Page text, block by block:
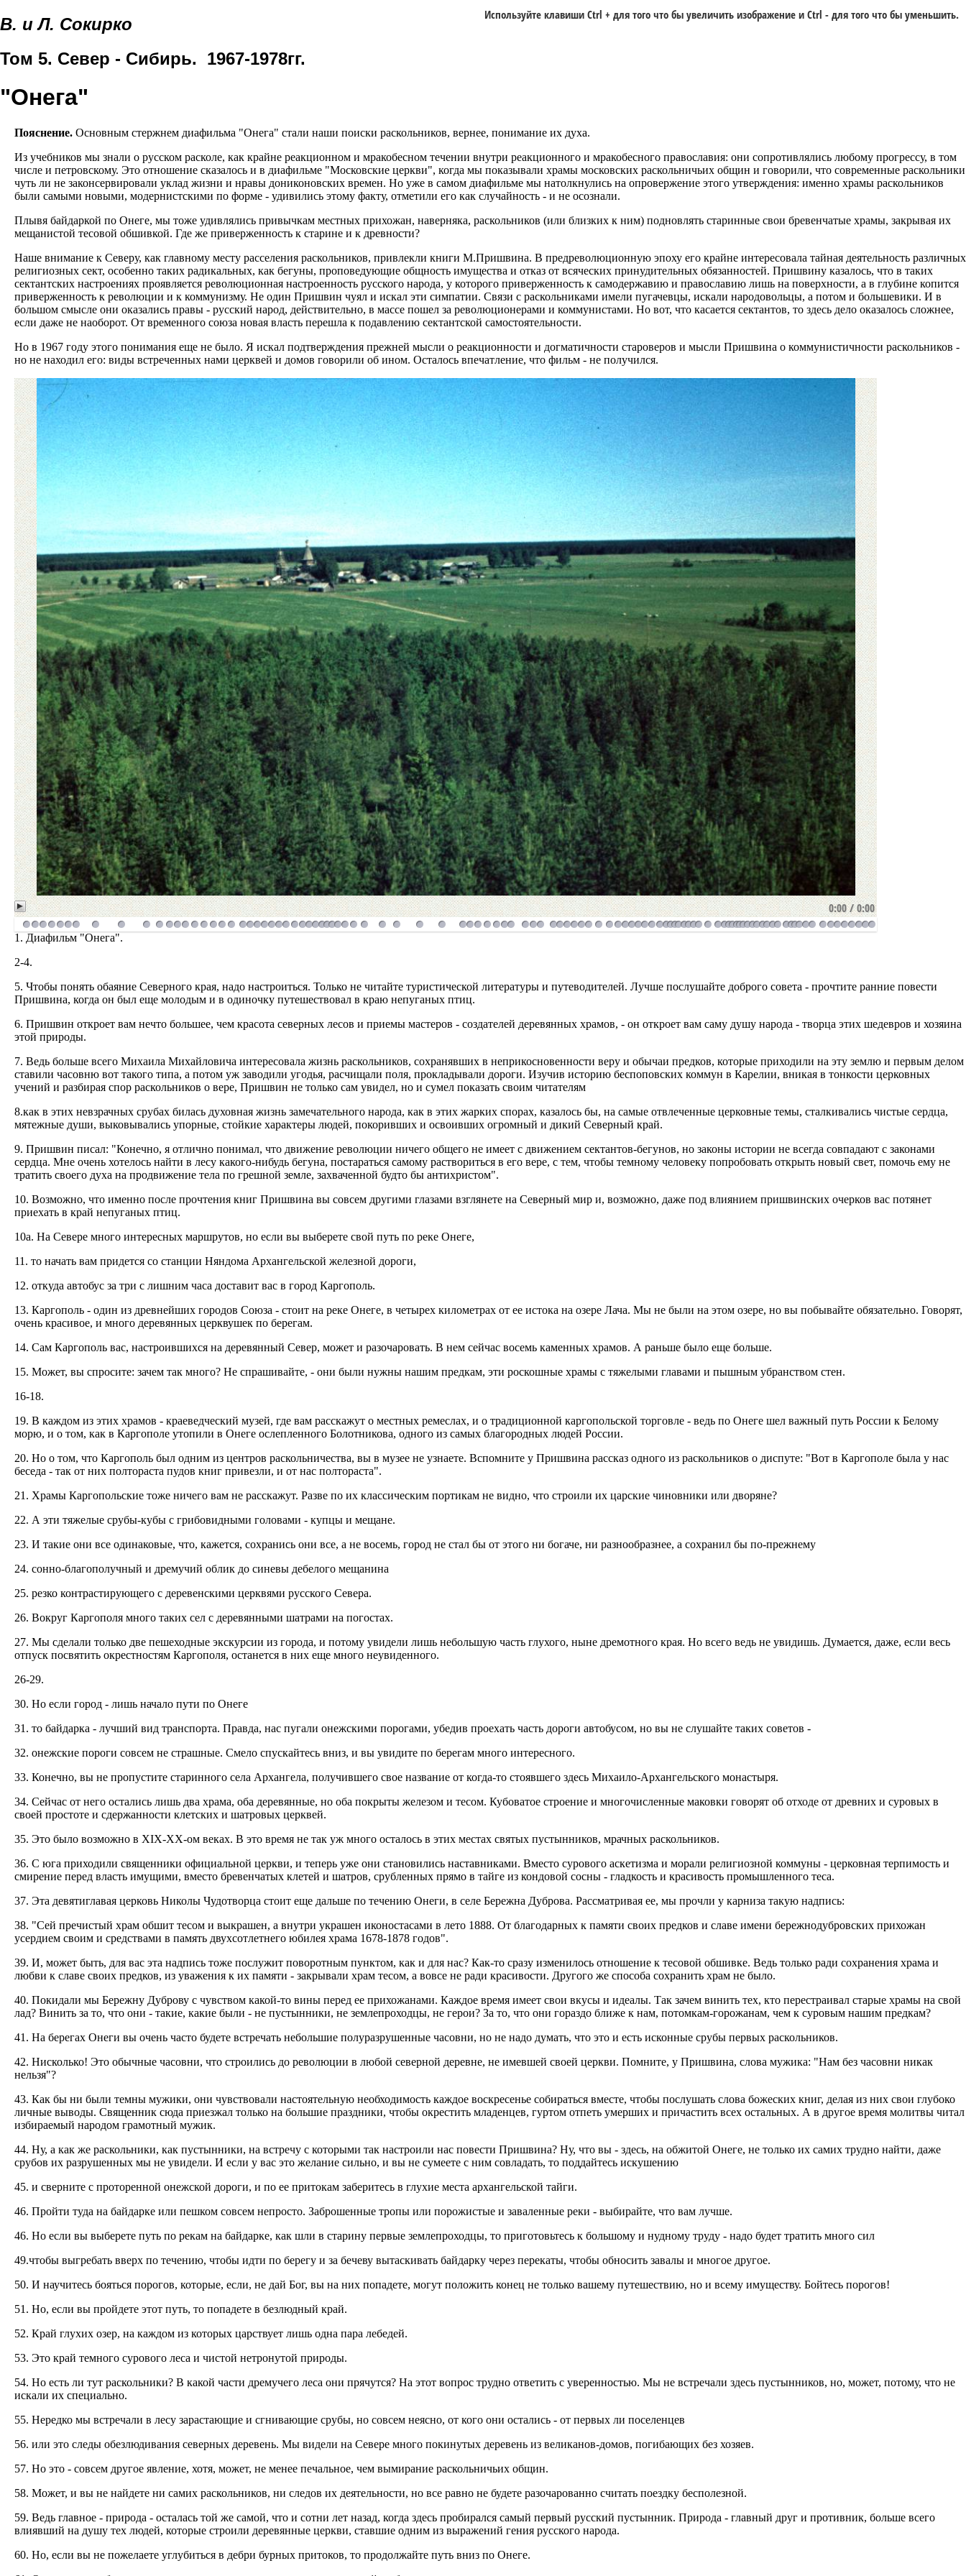
В. и Л. Сокирко
Том 5. Север - Сибирь. 1967-1978гг.
"Онега"
Пояснение. Основным стержнем диафильма "Онега" стали наши поиски раскольников, вернее, понимание их духа.
Из учебников мы знали о русском расколе, как крайне реакционном и мракобесном течении внутри реакционного и мракобесного православия: они сопротивлялись любому прогрессу, в том
числе и петровскому. Это отношение сказалось и в диафильме "Московские церкви", когда мы показывали храмы московских раскольничьих общин и говорили, что современные раскольники
чуть ли не законсервировали уклад жизни и нравы дониконовских времен. Но уже в самом диафильме мы натолкнулись на опровержение этого утверждения: именно храмы раскольников
были самыми новыми, модернистскими по форме - удивились этому факту, отметили его как случайность - и не осознали.
Плывя байдаркой по Онеге, мы тоже удивлялись привычкам местных прихожан, наверняка, раскольников (или близких к ним) подновлять старинные свои бревенчатые храмы, закрывая их
мещанистой тесовой обшивкой. Где же приверженность к старине и к древности?
Наше внимание к Северу, как главному месту расселения раскольников, привлекли книги М.Пришвина. В предреволюционную эпоху его крайне интересовала тайная деятельность различных
религиозных сект, особенно таких радикальных, как бегуны, проповедующие общность имущества и отказ от всяческих принудительных обязанностей. Пришвину казалось, что в таких
сектантских настроениях проявляется революционная настроенность русского народа, у которого приверженность к самодержавию и православию лишь на поверхности, а в глубине копится
приверженность к революции и к коммунизму. Не один Пришвин чуял и искал эти симпатии. Связи с раскольниками имели пугачевцы, искали народовольцы, а потом и большевики. И в
большом смысле они оказались правы - русский народ, действительно, в массе пошел за революционерами и коммунистами. Но вот, что касается сектантов, то здесь дело оказалось сложнее,
если даже не наоборот. От временного союза новая власть перешла к подавлению сектантской самостоятельности.
Но в 1967 году этого понимания еще не было. Я искал подтверждения прежней мысли о реакционности и догматичности староверов и мысли Пришвина о коммунистичности раскольников -
но не находил его: виды встреченных нами церквей и домов говорили об ином. Осталось впечатление, что фильм - не получился.
0:00/0:00
Используйте клавиши Ctrl + для того что бы увеличить изображение и Ctrl - для того что бы уменьшить.
1. Диафильм "Онега".
2-4.
5. Чтобы понять обаяние Северного края, надо настроиться. Только не читайте туристической литературы и путеводителей. Лучше послушайте доброго совета - прочтите ранние повести
Пришвина, когда он был еще молодым и в одиночку путешествовал в краю непуганых птиц.
6. Пришвин откроет вам нечто большее, чем красота северных лесов и приемы мастеров - создателей деревянных храмов, - он откроет вам саму душу народа - творца этих шедевров и хозяина
этой природы.
7. Ведь больше всего Михаила Михайловича интересовала жизнь раскольников, сохранявших в неприкосновенности веру и обычаи предков, которые приходили на эту землю и первым делом
ставили часовню вот такого типа, а потом уж заводили угодья, расчищали поля, прокладывали дороги. Изучив историю беспоповских коммун в Карелии, вникая в тонкости церковных
учений и разбирая спор раскольников о вере, Пришвин не только сам увидел, но и сумел показать своим читателям
8.как в этих невзрачных срубах билась духовная жизнь замечательного народа, как в этих жарких спорах, казалось бы, на самые отвлеченные церковные темы, сталкивались чистые сердца,
мятежные души, выковывались упорные, стойкие характеры людей, покоривших и освоивших огромный и дикий Северный край.
9. Пришвин писал: "Конечно, я отлично понимал, что движение революции ничего общего не имеет с движением сектантов-бегунов, но законы истории не всегда совпадают с законами
сердца. Мне очень хотелось найти в лесу какого-нибудь бегуна, постараться самому раствориться в его вере, с тем, чтобы темному человеку попробовать открыть новый свет, помочь ему не
тратить своего духа на продвижение тела по грешной земле, захваченной будто бы антихристом".
10. Возможно, что именно после прочтения книг Пришвина вы совсем другими глазами взглянете на Северный мир и, возможно, даже под влиянием пришвинских очерков вас потянет
приехать в край непуганых птиц.
10а. На Севере много интересных маршрутов, но если вы выберете свой путь по реке Онеге,
11. то начать вам придется со станции Няндома Архангельской железной дороги,
12. откуда автобус за три с лишним часа доставит вас в город Каргополь.
13. Каргополь - один из древнейших городов Союза - стоит на реке Онеге, в четырех километрах от ее истока на озере Лача. Мы не были на этом озере, но вы побывайте обязательно. Говорят,
очень красивоe, и много деревянных церквушек по берегам.
14. Сам Каргополь вас, настроившихся на деревянный Север, может и разочаровать. В нем сейчас восемь каменных храмов. А раньше было еще больше.
15. Может, вы спросите: зачем так много? Не спрашивайте, - они были нужны нашим предкам, эти роскошные храмы с тяжелыми главами и пышным убранством стен.
16-18.
19. В каждом из этих храмов - краеведческий музей, где вам расскажут о местных ремеслах, и о традиционной каргопольской торговле - ведь по Онеге шел важный путь России к Белому
морю, и о том, как в Каргополе утопили в Онеге ослепленного Болотникова, одного из самых благородных людей России.
20. Но о том, что Каргополь был одним из центров раскольничества, вы в музее не узнаете. Вспомните у Пришвина рассказ одного из раскольников о диспуте: "Вот в Каргополе была у нас
беседа - так от них полтораста пудов книг привезли, и от нас полтораста".
21. Храмы Каргопольские тоже ничего вам не расскажут. Разве по их классическим портикам не видно, что строили их царские чиновники или дворяне?
22. А эти тяжелые срубы-кубы с грибовидными головами - купцы и мещане.
23. И такие они все одинаковые, что, кажется, сохранись они все, а не восемь, город не стал бы от этого ни богаче, ни разнообразнее, а сохранил бы по-прежнему
24. сонно-благополучный и дремучий облик до синевы дебелого мещанина
25. резко контрастирующего с деревенскими церквями русского Севера.
26. Вокруг Каргополя много таких сел с деревянными шатрами на погостах.
27. Мы сделали только две пешеходные экскурсии из города, и потому увидели лишь небольшую часть глухого, ныне дремотного края. Но всего ведь не увидишь. Думается, даже, если весь
отпуск посвятить окрестностям Каргополя, останется в них еще много неувиденного.
26-29.
30. Но если город - лишь начало пути по Онеге
31. то байдарка - лучший вид транспорта. Правда, нас пугали онежскими порогами, убедив проехать часть дороги автобусом, но вы не слушайте таких советов -
32. oнежские пороги совсем не страшные. Смело спускайтесь вниз, и вы увидите по берегам много интересного.
33. Конечно, вы не пропустите старинного села Архангела, получившего свое название от когда-то стоявшего здесь Михаило-Архангельского монастыря.
34. Сейчас от него остались лишь два храма, оба деревянные, но оба покрыты железом и тесом. Кубоватое строение и многочисленные маковки говорят об отходе от древних и суровых в
своей простоте и сдержанности клетских и шатровых церквей.
35. Это было возможно в XIX-XX-ом веках. В это время не так уж много осталось в этих местах святых пустынников, мрачных раскольников.
36. С юга приходили священники официальной церкви, и теперь уже они становились наставниками. Вместо сурового аскетизма и морали религиозной коммуны - церковная терпимость и
смирение перед власть имущими, вместо бревенчатых клетей и шатров, срубленных прямо в тайге из кондовой сосны - гладкость и красивость промышленного теса.
37. Эта девятиглавая церковь Николы Чудотворца стоит еще дальше по течению Онеги, в селе Бережна Дуброва. Рассматривая ее, мы прочли у карниза такую надпись:
38. "Сей пречистый храм обшит тесом и выкрашен, а внутри украшен иконостасами в лето 1888. От благодарных к памяти своих предков и славе имени бережнодубровских прихожан
усердием своим и средствами в память двухсотлетнего юбилея храма 1678-1878 годов".
39. И, может быть, для вас эта надпись тоже послужит поворотным пунктом, как и для нас? Как-то сразу изменилось отношение к тесовой обшивке. Ведь только ради сохранения храма и
любви к славе своих предков, из уважения к их памяти - закрывали храм тесом, а вовсе не ради красивости. Другого же способа сохранить храм не было.
40. Покидали мы Бережну Дуброву с чувством какой-то вины перед ее прихожанами. Каждое время имеет свои вкусы и идеалы. Так зачем винить тех, кто перестраивал старые храмы на свой
лад? Винить за то, что они - такие, какие были - не пустынники, не землепроходцы, не герои? За то, что они гораздо ближе к нам, потомкам-горожанам, чем к суровым нашим предкам?
41. На берегах Онеги вы очень часто будете встречать небольшие полуразрушенные часовни, но не надо думать, что это и есть исконные срубы первых раскольников.
42. Нисколько! Это обычные часовни, что строились до революции в любой северной деревне, не имевшей своей церкви. Помните, у Пришвина, слова мужика: "Нам без часовни никак
нельзя"?
43. Как бы ни были темны мужики, они чувствовали настоятельную необходимость каждое воскресенье собираться вместе, чтобы послушать слова божеских книг, делая из них свои глубоко
личные выводы. Священник сюда приезжал только на большие праздники, чтобы окрестить младенцев, гуртом отпеть умерших и причастить всех остальных. А в другое время молитвы читал
избираемый народом грамотный мужик.
44. Ну, а как же раскольники, как пустынники, на встречу с которыми так настроили нас повести Пришвина? Ну, что вы - здесь, на обжитой Онеге, не только их самих трудно найти, даже
срубов их разрушенных мы не увидели. И если у вас это желание сильно, и вы не сумеете с ним совладать, то поддайтесь искушению
45. и сверните с проторенной онежской дороги, и по ее притокам заберитесь в глухие места архангельской тайги.
46. Пройти туда на байдарке или пешком совсем непросто. Заброшенные тропы или порожистые и заваленные реки - выбирайте, что вам лучше.
46. Но если вы выберете путь по рекам на байдарке, как шли в старину первые землепроходцы, то приготовьтесь к большому и нудному труду - надо будет тратить много сил
49.чтобы выгребать вверх по течению, чтобы идти по берегу и за бечеву вытаскивать байдарку через перекаты, чтобы обносить завалы и многое другое.
50. И научитесь бояться порогов, которые, если, не дай Бог, вы на них попадете, могут положить конец не только вашему путешествию, но и всему имуществу. Бойтесь порогов!
51. Но, если вы пройдете этот путь, то попадете в безлюдный край.
52. Край глухих озер, на каждом из которых царствует лишь одна пара лебедей.
53. Это край темного сурового леса и чистой нетронутой природы.
54. Но есть ли тут раскольники? В какой части дремучего леса они прячутся? На этот вопрос трудно ответить с уверенностью. Мы не встречали здесь пустынников, но, может, потому, что не
искали их специально.
55. Нередко мы встречали в лесу зарастающие и сгнивающие срубы, но совсем неясно, от кого они остались - от первых ли поселенцев
56. или это следы обезлюдивания северных деревень. Мы видели на Севере много покинутых деревень из великанов-домов, погибающих без хозяев.
57. Но это - совсем другое явление, хотя, может, не менее печальное, чем вымирание раскольничьих общин.
58. Может, и вы не найдете ни самих раскольников, ни следов их деятельности, но все равно не будете разочарованно считать поездку бесполезной.
59. Ведь главное - природа - осталась той же самой, что и сотни лет назад, когда здесь пробирался самый первый русский пустынник. Природа - главный друг и противник, больше всего
влиявший на душу тех людей, которые строили деревянные церкви, ставшие одним из выражений гения русского народа.
60. Но, если вы не пожелаете углубиться в дебри бурных притоков, то продолжайте путь вниз по Онеге.